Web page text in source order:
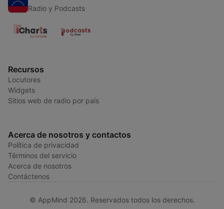
Radio y Podcasts
Recursos
Locutores
Widgets
Sitios web de radio por país
Acerca de nosotros y contactos
Política de privacidad
Términos del servicio
Acerca de nosotros
Contáctenos
© AppMind 2026. Reservados todos los derechos.